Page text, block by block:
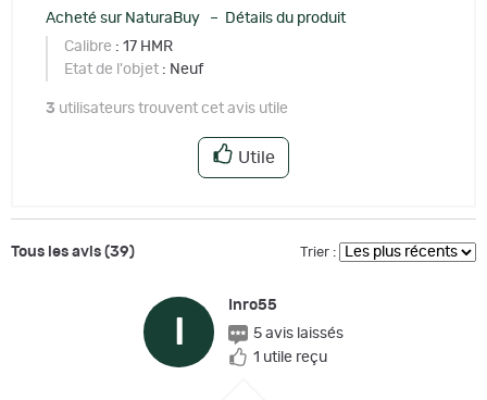
Acheté sur NaturaBuy – Détails du produit
Calibre : 17 HMR
Etat de l'objet : Neuf
3 utilisateurs trouvent cet avis utile
Utile
Tous les avis (39) Trier :
I
Inro55
5 avis laissés
1 utile reçu